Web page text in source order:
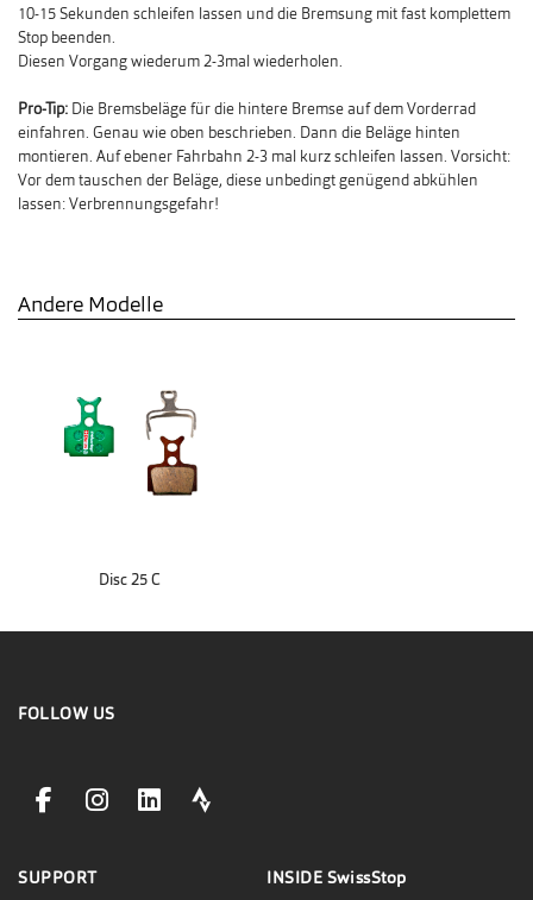
10-15 Sekunden schleifen lassen und die Bremsung mit fast komplettem
Stop beenden.
Diesen Vorgang wiederum 2-3mal wiederholen.
Pro-Tip: Die Bremsbeläge für die hintere Bremse auf dem Vorderrad
einfahren. Genau wie oben beschrieben. Dann die Beläge hinten
montieren. Auf ebener Fahrbahn 2-3 mal kurz schleifen lassen. Vorsicht:
Vor dem tauschen der Beläge, diese unbedingt genügend abkühlen
lassen: Verbrennungsgefahr!
Andere Modelle
Disc 25 C
FOLLOW US
facebookLink
instagramLink
linkedinLinkstravaLink
SUPPORT INSIDE SwissStop